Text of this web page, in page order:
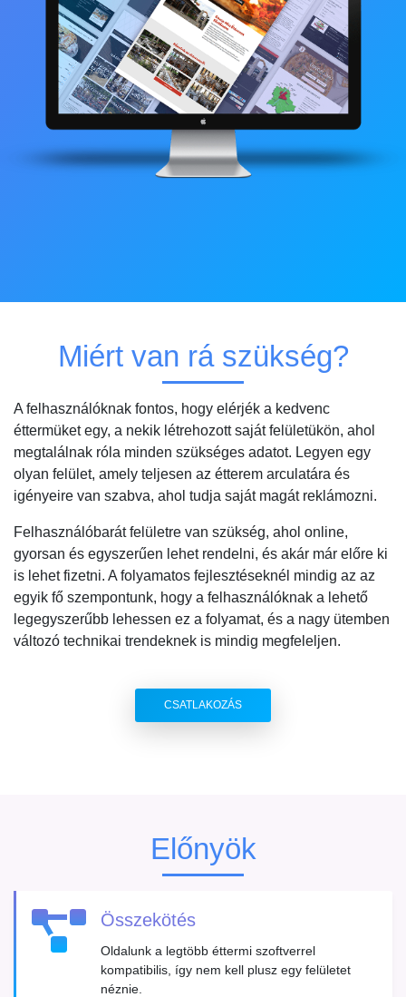
Miért van rá szükség?
A felhasználóknak fontos, hogy elérjék a kedvenc
éttermüket egy, a nekik létrehozott saját felületükön, ahol
megtalálnak róla minden szükséges adatot. Legyen egy
olyan felület, amely teljesen az étterem arculatára és
igényeire van szabva, ahol tudja saját magát reklámozni.
Felhasználóbarát felületre van szükség, ahol online,
gyorsan és egyszerűen lehet rendelni, és akár már előre ki
is lehet fizetni. A folyamatos fejlesztéseknél mindig az az
egyik fő szempontunk, hogy a felhasználóknak a lehető
legegyszerűbb lehessen ez a folyamat, és a nagy ütemben
változó technikai trendeknek is mindig megfeleljen.
CSATLAKOZÁS
Előnyök
Összekötés
Oldalunk a legtöbb éttermi szoftverrel
kompatibilis, így nem kell plusz egy felületet
néznie.